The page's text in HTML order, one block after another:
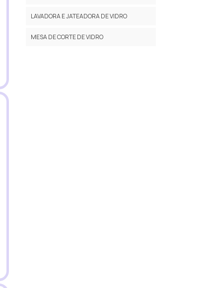
LAVADORA E JATEADORA DE VIDRO
MESA DE CORTE DE VIDRO